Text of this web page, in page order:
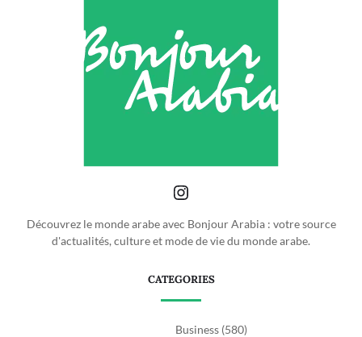
Découvrez le monde arabe avec Bonjour Arabia : votre source
d'actualités, culture et mode de vie du monde arabe.
CATEGORIES
Business (580)